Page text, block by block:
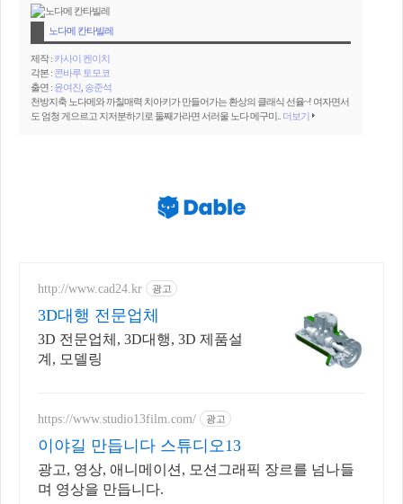
노다메 칸타빌레
제작 : 카사이 켄이치
각본 : 콘바루 토모코
출연 : 윤여진 송준석
천방지축 노다메와 까칠매력 치아키가 만들어가는 환상의 클래식 선율~! 여자면서
도 엄청 게으르고 지저분하기로 둘째가라면 서러울 노다 메구미.. 더보기
http://www.cad24.kr 광고
3D대행 전문업체
3D 전문업체, 3D대행, 3D 제품설
계, 모델링
https://www.studio13film.com/ 광고
이야길 만듭니다 스튜디오13
광고, 영상, 애니메이션, 모션그래픽 장르를 넘나들
며 영상을 만듭니다.